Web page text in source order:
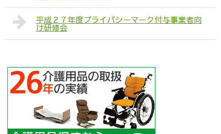
平成２７年度プライバシーマーク付与事業者向
け研修会